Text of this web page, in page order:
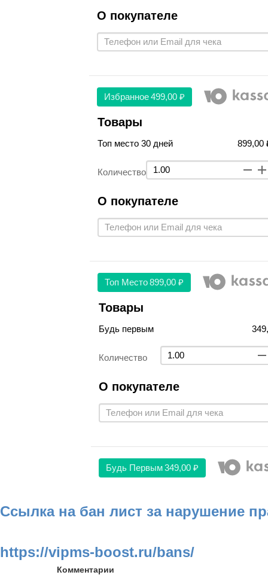
О покупателе
Избранное 499,00 ₽
Товары
Топ место 30 дней 899,00
Количество
О покупателе
Топ Место 899,00 ₽
Товары
Будь первым
Количество
О покупателе
Будь Первым349,00 ₽
Ссылка на бан лист за нарушение
https://vipms-boost.ru/bans/
Комментарии